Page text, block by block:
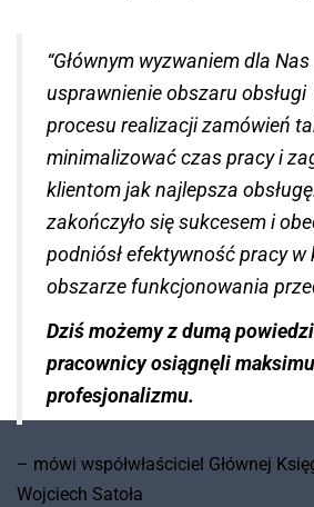
“Głównym wyzwaniem dla
usprawnienie obszaru
procesu realizacji zamówień
minimalizować czas pracy i
klientom jak najlepsza
zakończyło się sukcesem i
podniósł efektywność pracy w
obszarze funkcjonowania
Dziś możemy z dumą
pracownicy osiągnęli
profesjonalizmu.
– mówi współwłaściciel Głównej
Wojciech Satoła